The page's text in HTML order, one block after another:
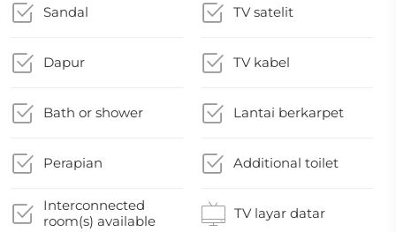
Sandal TV satelit
Dapur TV kabel
Bath or shower Lantai berkarpet
Perapian Additional toilet
Interconnected
room(s) available
TV layar datar